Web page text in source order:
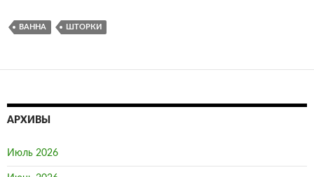
ВАННА ШТОРКИ
АРХИВЫ
Июль 2026